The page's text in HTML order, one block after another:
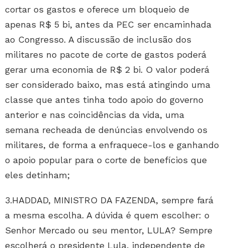
cortar os gastos e oferece um bloqueio de
apenas R$ 5 bi, antes da PEC ser encaminhada
ao Congresso. A discussão de inclusão dos
militares no pacote de corte de gastos poderá
gerar uma economia de R$ 2 bi. O valor poderá
ser considerado baixo, mas está atingindo uma
classe que antes tinha todo apoio do governo
anterior e nas coincidências da vida, uma
semana recheada de denúncias envolvendo os
militares, de forma a enfraquece-los e ganhando
o apoio popular para o corte de benefícios que
eles detinham;
3.HADDAD, MINISTRO DA FAZENDA, sempre fará
a mesma escolha. A dúvida é quem escolher: o
Senhor Mercado ou seu mentor, LULA? Sempre
escolherá o presidente Lula, independente de